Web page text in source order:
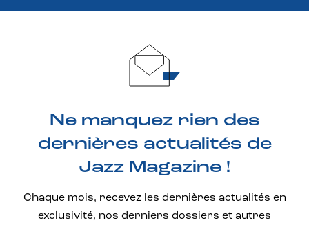
Ne manquez rien des
dernières actualités de
Jazz Magazine !
Chaque mois, recevez les dernières actualités en
exclusivité, nos derniers dossiers et autres